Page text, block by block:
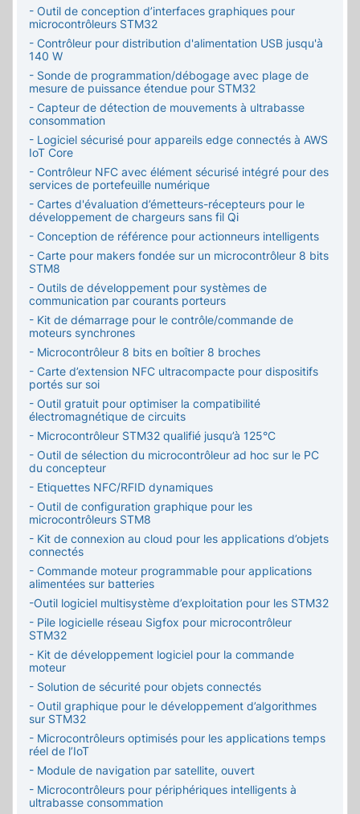
- Outil de conception d’interfaces graphiques pour
microcontrôleurs STM32
- Contrôleur pour distribution d'alimentation USB jusqu'à
140 W
- Sonde de programmation/débogage avec plage de
mesure de puissance étendue pour STM32
- Capteur de détection de mouvements à ultrabasse
consommation
- Logiciel sécurisé pour appareils edge connectés à AWS
IoT Core
- Contrôleur NFC avec élément sécurisé intégré pour des
services de portefeuille numérique
- Cartes d'évaluation d’émetteurs-récepteurs pour le
développement de chargeurs sans fil Qi
- Conception de référence pour actionneurs intelligents
- Carte pour makers fondée sur un microcontrôleur 8 bits
STM8
- Outils de développement pour systèmes de
communication par courants porteurs
- Kit de démarrage pour le contrôle/commande de
moteurs synchrones
- Microcontrôleur 8 bits en boîtier 8 broches
- Carte d’extension NFC ultracompacte pour dispositifs
portés sur soi
- Outil gratuit pour optimiser la compatibilité
électromagnétique de circuits
- Microcontrôleur STM32 qualifié jusqu’à 125°C
- Outil de sélection du microcontrôleur ad hoc sur le PC
du concepteur
- Etiquettes NFC/RFID dynamiques
- Outil de configuration graphique pour les
microcontrôleurs STM8
- Kit de connexion au cloud pour les applications d’objets
connectés
- Commande moteur programmable pour applications
alimentées sur batteries
-Outil logiciel multisystème d’exploitation pour les STM32
- Pile logicielle réseau Sigfox pour microcontrôleur
STM32
- Kit de développement logiciel pour la commande
moteur
- Solution de sécurité pour objets connectés
- Outil graphique pour le développement d’algorithmes
sur STM32
- Microcontrôleurs optimisés pour les applications temps
réel de l’IoT
- Module de navigation par satellite, ouvert
- Microcontrôleurs pour périphériques intelligents à
ultrabasse consommation